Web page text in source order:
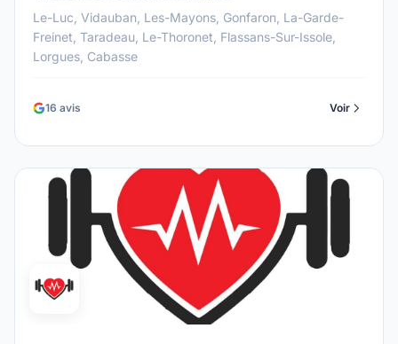
Le-Luc, Vidauban, Les-Mayons, Gonfaron, La-Garde-
Freinet, Taradeau, Le-Thoronet, Flassans-Sur-Issole,
Lorgues, Cabasse
16 avis Voir